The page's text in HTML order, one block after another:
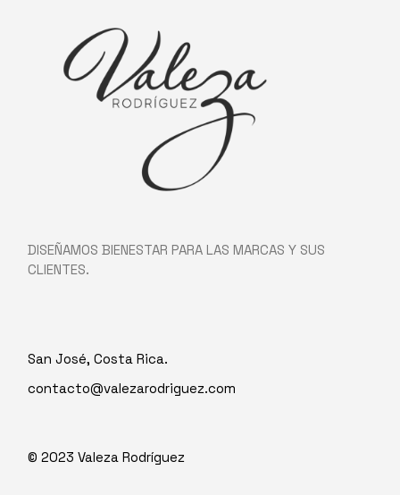
DISEÑAMOS BIENESTAR PARA LAS MARCAS Y SUS
CLIENTES.
San José, Costa Rica.
contacto@valezarodriguez.com
© 2023Valeza Rodríguez